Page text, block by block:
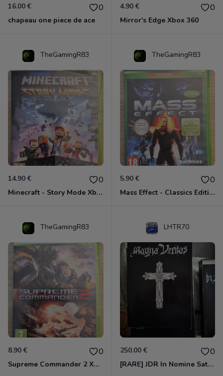
16.00 € 0
chapeau one piece de ace
4.90 € 0
Mirror's Edge Xbox 360
TheGamingR83
14.90 € 0
Minecraft - Story Mode Xbox 360
TheGamingR83
5.90 € 0
Mass Effect - Classics Edition Xbox 360
TheGamingR83
8.90 € 0
Supreme Commander 2 Xbox 360
LHTR70
250.00 € 0
[RARE] JDR In Nomine Satanis / Magna Veritas – 1ère Édition BOÎTE (DOS BLANC, 1989) - CROC / Siroz